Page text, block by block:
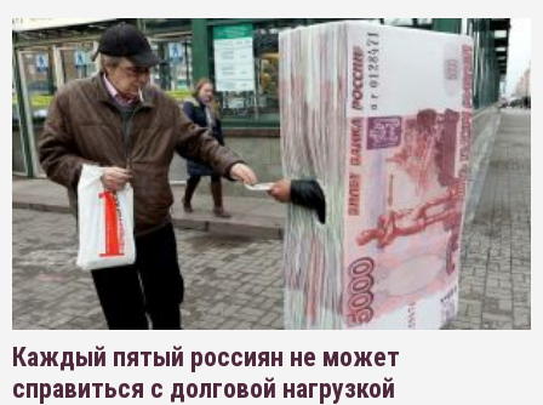
Каждый пятый россиян не может
справиться с долговой нагрузкой